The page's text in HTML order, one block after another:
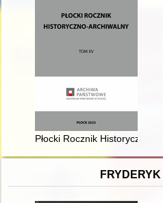
Płocki Rocznik Historyczno-
FRYDERYK